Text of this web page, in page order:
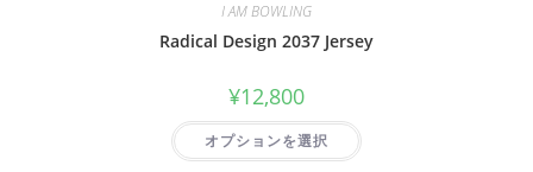
I AM BOWLING
Radical Design 2037 Jersey
¥12,800
オプションを選択